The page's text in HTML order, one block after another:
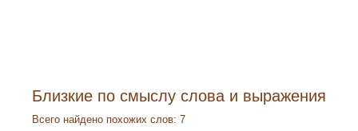
Близкие по смыслу слова и выражения
Всего найдено похожих слов: 7